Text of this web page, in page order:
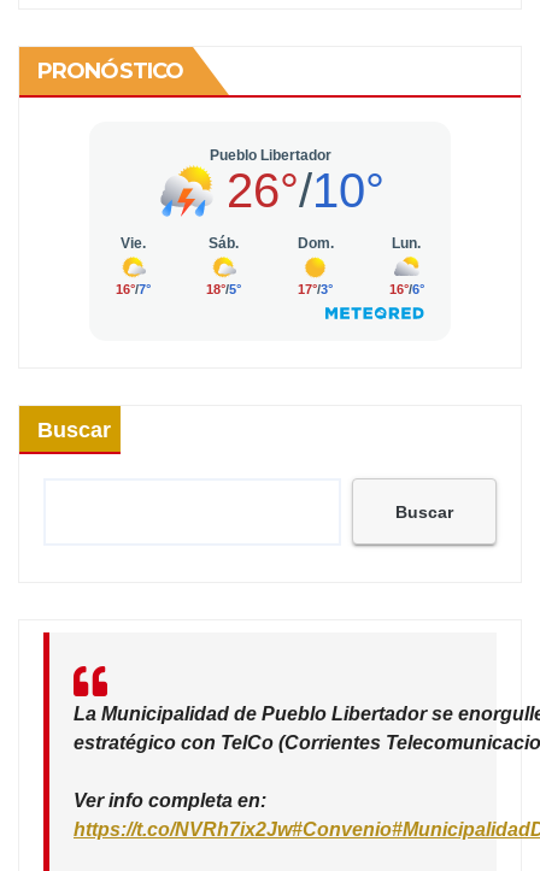
PRONÓSTICO
Buscar
Buscar
La Municipalidad de Pueblo Libertador se
estratégico con TelCo (Corrientes
Ver info completa en:
https://t.co/NVRh7ix2Jw#Convenio